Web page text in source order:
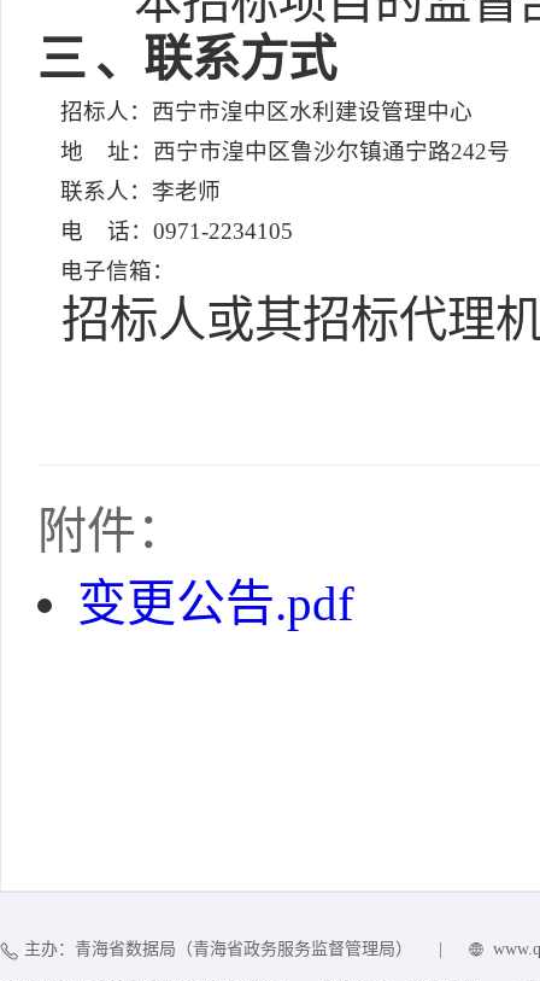
三 、联系方式
招标人：西宁市湟中区水利建设管理中心
地 址：西宁市湟中区鲁沙尔镇通宁路242号
联系人：李老师
电 话：0971-2234105
电子信箱：
招标人或其招标代理
附件：
变更公告.pdf
主办：青海省数据局（青海省政务服务监督管理局）